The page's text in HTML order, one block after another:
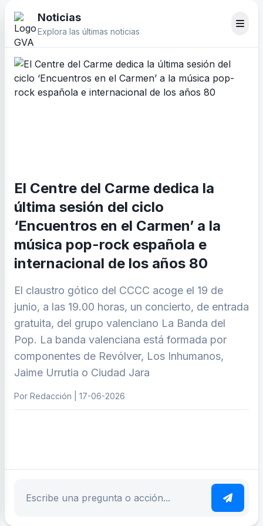
Noticias
Explora las últimas noticias
El Centre del Carme dedica la
última sesión del ciclo
‘Encuentros en el Carmen’ a la
música pop-rock española e
internacional de los años 80
El claustro gótico del CCCC acoge el 19 de
junio, a las 19.00 horas, un concierto, de entrada
gratuita, del grupo valenciano La Banda del
Pop. La banda valenciana está formada por
componentes de Revólver, Los Inhumanos,
Jaime Urrutia o Ciudad Jara
Por Redacción | 17-06-2026
Escribe tu pregunta